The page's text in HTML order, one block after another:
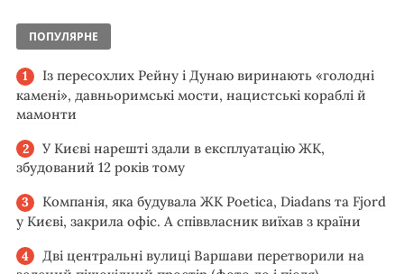
ПОПУЛЯРНЕ
Із пересохлих Рейну і Дунаю виринають «голодні
камені», давньоримські мости, нацистські кораблі й
мамонти
У Києві нарешті здали в експлуатацію ЖК,
збудований 12 років тому
Компанія, яка будувала ЖК Poetica, Diadans та Fjord
у Києві, закрила офіс. А співвласник виїхав з країни
Дві центральні вулиці Варшави перетворили на